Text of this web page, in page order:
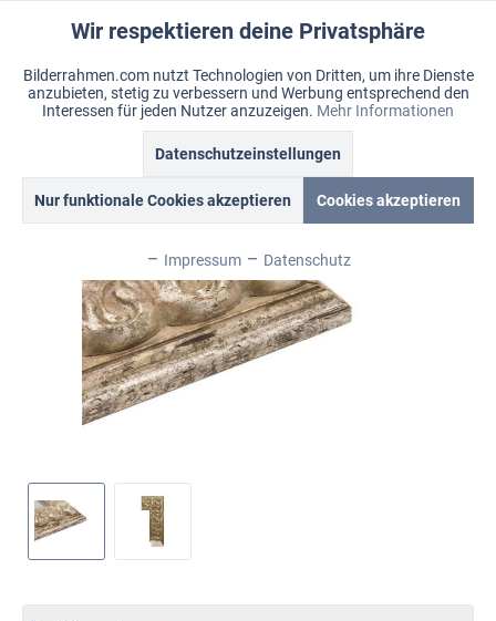
Warenkorb
Merkzettel Mein Konto
Menü
Sevilla
Funktionale Aktiv
Marketing Inaktiv
Inaktiv
Service Inaktiv
Wir respektieren deine Privatsphäre
Bilderrahmen.com nutzt Technologien von Dritten, um ihre Dienste
anzubieten, stetig zu verbessern und Werbung entsprechend den
Interessen für jeden Nutzer anzuzeigen. Mehr Informationen
Datenschutzeinstellungen
Nur funktionale Cookies akzeptieren Cookies akzeptieren
Impressum Datenschutz